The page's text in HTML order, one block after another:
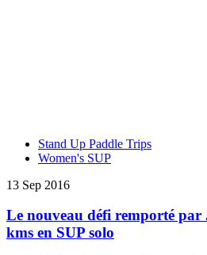
Stand Up Paddle Trips
Women's SUP
13 Sep 2016
Le nouveau défi remporté par
kms en SUP solo